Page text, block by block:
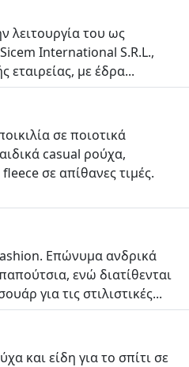
λειτουργία του ως
International S.R.L.,
εταιρείας, με έδρα...
σε ποιοτικά
casual ρούχα,
σε απίθανες τιμές.
Επώνυμα ανδρικά
ενώ διατίθενται
για τις στιλιστικές...
και είδη για το σπίτι σε